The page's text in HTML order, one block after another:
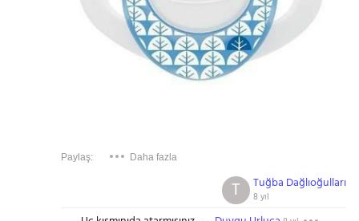
Paylaş: Daha fazla
Tuğba Dağlıoğulları
8 yıl
T